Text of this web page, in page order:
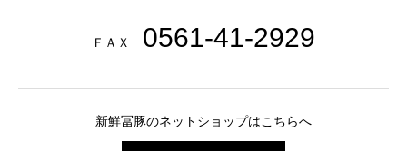
ＦＡＸ 0561-41-2929
新鮮冨豚のネットショップはこちらへ